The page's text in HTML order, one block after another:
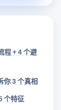
程 + 4 个避
你 3 个真相
个特征